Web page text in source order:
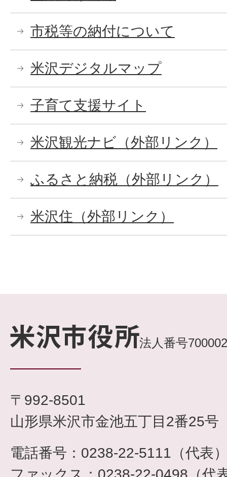
市税等の納付について
米沢デジタルマップ
子育て支援サイト
米沢観光ナビ（外部リンク）
ふるさと納税（外部リンク）
米沢住（外部リンク）
法人番号
〒992-8501
山形県米沢市金池五丁目2番25号
電話番号：0238-22-5111（代表